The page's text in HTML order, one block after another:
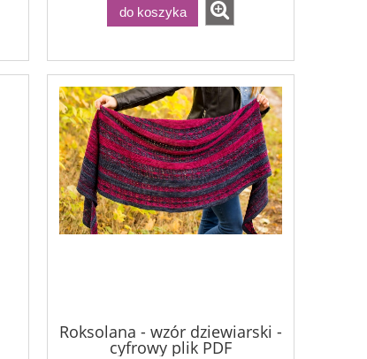
do koszyka
Roksolana - wzór dziewiarski -
cyfrowy plik PDF